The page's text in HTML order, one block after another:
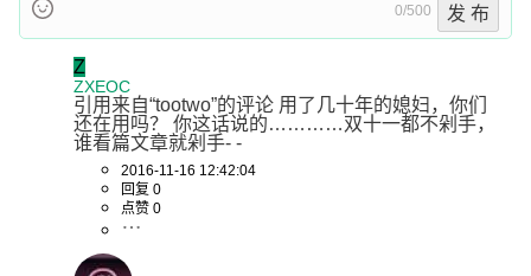
0/500 发 布
Z
ZXEOC
引用来自“tootwo”的评论 用了几十年的媳妇，你们
还在用吗？ 你这话说的…………双十一都不剁手，
谁看篇文章就剁手- -
2016-11-16 12:42:04
回复 0
点赞 0